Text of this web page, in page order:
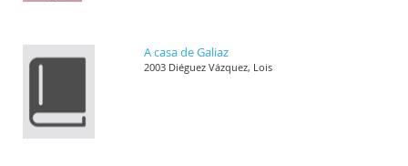
A casa de Galiaz
2003 Diéguez Vázquez, Lois